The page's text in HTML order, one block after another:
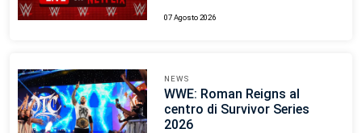
07 Agosto 2026
NEWS
WWE: Roman Reigns al
centro di Survivor Series
2026